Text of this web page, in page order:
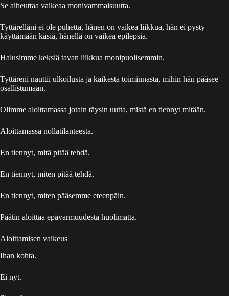
Se aiheuttaa vaikeaa monivammaisuutta.
Tyttärelläni ei ole puhetta, hänen on vaikea liikkua, hän ei pysty
käyttämään käsiä, hänellä on vaikea epilepsia.
Halusimme keksiä tavan liikkua monipuolisemmin.
Tyttäreni nauttii ulkoilusta ja kaikesta toiminnasta, mihin hän pääsee
osallistumaan.
Olimme aloittamassa jotain täysin uutta, mistä en tiennyt mitään.
Aloittamassa nollatilanteesta.
En tiennyt, mitä pitää tehdä.
En tiennyt, miten pitää tehdä.
En tiennyt, miten pääsemme eteenpäin.
Päätin aloittaa epävarmuudesta huolimatta.
Aloittamisen vaikeus
Ihan kohta.
Ei nyt.